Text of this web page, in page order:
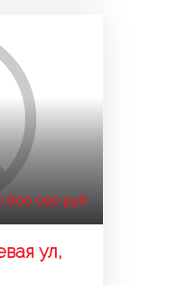
800 000 руб.
ул,